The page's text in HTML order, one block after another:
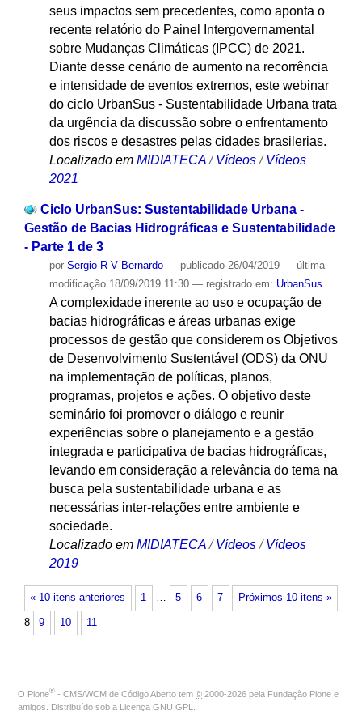
seus impactos sem precedentes, como aponta o
recente relatório do Painel Intergovernamental
sobre Mudanças Climáticas (IPCC) de 2021.
Diante desse cenário de aumento na recorrência
e intensidade de eventos extremos, este webinar
do ciclo UrbanSus - Sustentabilidade Urbana trata
da urgência da discussão sobre o enfrentamento
dos riscos e desastres pelas cidades brasilerias.
Localizado em MIDIATECA /Vídeos /Vídeos
2021
Ciclo UrbanSus: Sustentabilidade Urbana -
Gestão de Bacias Hidrográficas e Sustentabilidade
- Parte 1 de 3
por Sergio R V Bernardo — publicado26/04/2019 — última
modificação18/09/2019 11:30 — registrado em: UrbanSus
A complexidade inerente ao uso e ocupação de
bacias hidrográficas e áreas urbanas exige
processos de gestão que considerem os Objetivos
de Desenvolvimento Sustentável (ODS) da ONU
na implementação de políticas, planos,
programas, projetos e ações. O objetivo deste
seminário foi promover o diálogo e reunir
experiências sobre o planejamento e a gestão
integrada e participativa de bacias hidrográficas,
levando em consideração a relevância do tema na
busca pela sustentabilidade urbana e as
necessárias inter-relações entre ambiente e
sociedade.
Localizado em MIDIATECA /Vídeos /Vídeos
2019
« 10 itens anteriores Próximos 10 itens »
1 … 5 6 7
8 9 10 11
O Plone® - CMS/WCM de Código Aberto tem © 2000-2026 pela Fundação Plone e
amigos. Distribuído sob a Licença GNU GPL